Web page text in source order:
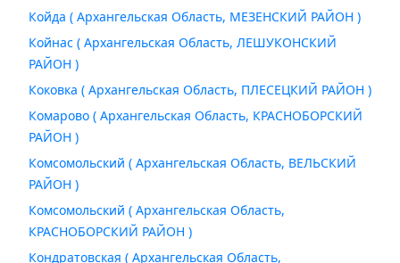
Койда ( Архангельская Область, МЕЗЕНСКИЙ РАЙОН )
Койнас ( Архангельская Область, ЛЕШУКОНСКИЙ
РАЙОН )
Коковка ( Архангельская Область, ПЛЕСЕЦКИЙ РАЙОН )
Комарово ( Архангельская Область, КРАСНОБОРСКИЙ
РАЙОН )
Комсомольский ( Архангельская Область, ВЕЛЬСКИЙ
РАЙОН )
Комсомольский ( Архангельская Область,
КРАСНОБОРСКИЙ РАЙОН )
Кондратовская ( Архангельская Область,